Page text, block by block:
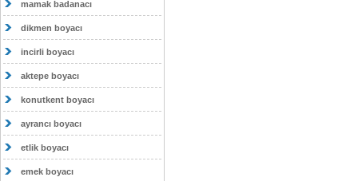
mamak badanacı
dikmen boyacı
incirli boyacı
aktepe boyacı
konutkent boyacı
ayrancı boyacı
etlik boyacı
emek boyacı